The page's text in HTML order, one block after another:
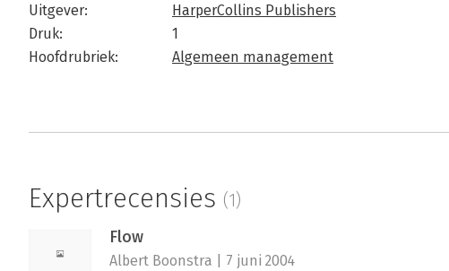
Uitgever:
HarperCollins Publishers
Druk:
1
Hoofdrubriek:
Algemeen management
Expertrecensies (1)
Flow
Albert Boonstra | 7 juni 2004